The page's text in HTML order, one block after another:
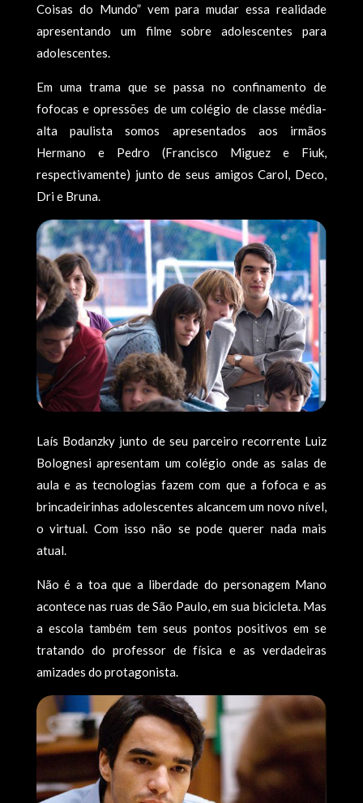
Coisas do Mundo” vem para mudar essa realidade
apresentando um filme sobre adolescentes para
adolescentes.
Em uma trama que se passa no confinamento de
fofocas e opressões de um colégio de classe média-
alta paulista somos apresentados aos irmãos
Hermano e Pedro (Francisco Miguez e Fiuk,
respectivamente) junto de seus amigos Carol, Deco,
Dri e Bruna.
Laís Bodanzky junto de seu parceiro recorrente Luiz
Bolognesi apresentam um colégio onde as salas de
aula e as tecnologias fazem com que a fofoca e as
brincadeirinhas adolescentes alcancem um novo nível,
o virtual. Com isso não se pode querer nada mais
atual.
Não é a toa que a liberdade do personagem Mano
acontece nas ruas de São Paulo, em sua bicicleta. Mas
a escola também tem seus pontos positivos em se
tratando do professor de física e as verdadeiras
amizades do protagonista.